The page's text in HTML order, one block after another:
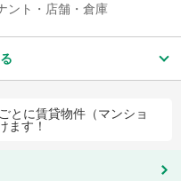
ント・店舗・倉庫
とに賃貸物件（マンショ
ます！